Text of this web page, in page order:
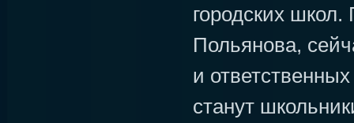
городских
Польянова,
и
станут